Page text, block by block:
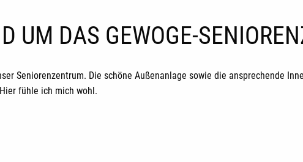
UM DAS GEWOGE-
Seniorenzentrum. Die schöne Außenanlage sowie die ansprechende
fühle ich mich wohl.